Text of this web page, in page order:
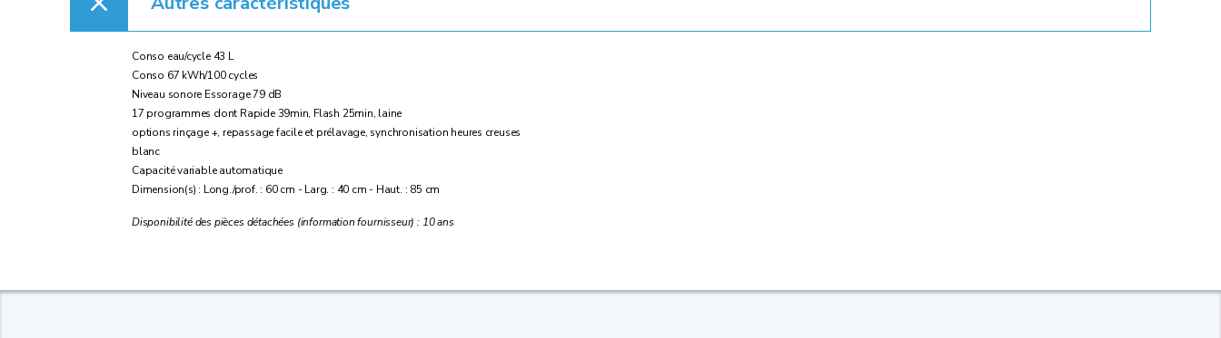
Conso eau/cycle 43 L
Conso 67 kWh/100 cycles
Niveau sonore Essorage 79 dB
17 programmes dont Rapide 39min, Flash 25min, laine
options rinçage +, repassage facile et prélavage, synchronisation heures creuses
blanc
Capacité variable automatique
Dimension(s) : Long./prof. : 60 cm - Larg. : 40 cm - Haut. : 85 cm
Disponibilité des pièces détachées (information fournisseur) : 10 ans